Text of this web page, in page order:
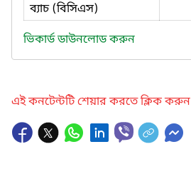
ব্যাচ (বিসিএস)
ভিকার্ড ডাউনলোড করুন
এই কনটেন্টটি শেয়ার করতে ক্লিক করুন